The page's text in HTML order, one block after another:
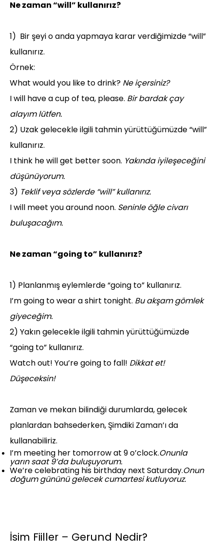
Ne zaman “will” kullanırız?
1) Bir şeyi o anda yapmaya karar verdiğimizde “will”
kullanırız.
Örnek:
What would you like to drink? Ne içersiniz?
I will have a cup of tea, please. Bir bardak çay
alayım lütfen.
2) Uzak gelecekle ilgili tahmin yürüttüğümüzde “will”
kullanırız.
I think he will get better soon. Yakında iyileşeceğini
düşünüyorum.
3) Teklif veya sözlerde “will” kullanırız.
I will meet you around noon. Seninle öğle civarı
buluşacağım.
Ne zaman “going to” kullanırız?
1) Planlanmış eylemlerde “going to” kullanırız.
I’m going to wear a shirt tonight. Bu akşam gömlek
giyeceğim.
2) Yakın gelecekle ilgili tahmin yürüttüğümüzde
“going to” kullanırız.
Watch out! You’re going to fall! Dikkat et!
Düşeceksin!
Zaman ve mekan bilindiği durumlarda, gelecek
planlardan bahsederken, Şimdiki Zaman’ı da
kullanabiliriz.
I’m meeting her tomorrow at 9 o’clock.Onunla
yarın saat 9’da buluşuyorum.
We’re celebrating his birthday next Saturday.Onun
doğum gününü gelecek cumartesi kutluyoruz.
İsim Fiiller – Gerund Nedir?